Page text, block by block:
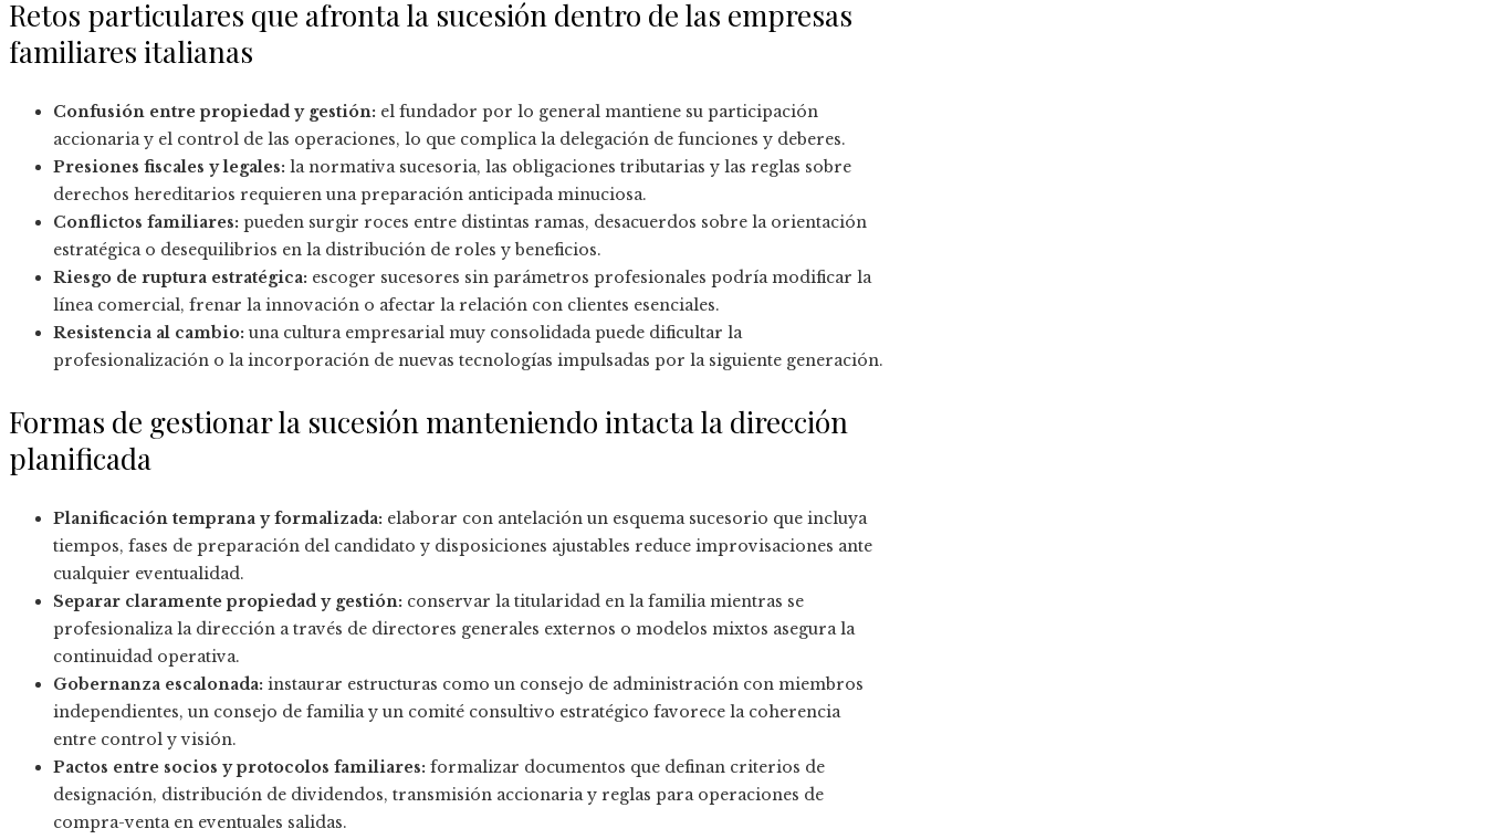
Retos particulares que afronta la sucesión dentro de las empresas
familiares italianas
Confusión entre propiedad y gestión: el fundador por lo general mantiene su participación
accionaria y el control de las operaciones, lo que complica la delegación de funciones y deberes.
Presiones fiscales y legales: la normativa sucesoria, las obligaciones tributarias y las reglas sobre
derechos hereditarios requieren una preparación anticipada minuciosa.
Conflictos familiares: pueden surgir roces entre distintas ramas, desacuerdos sobre la orientación
estratégica o desequilibrios en la distribución de roles y beneficios.
Riesgo de ruptura estratégica: escoger sucesores sin parámetros profesionales podría modificar la
línea comercial, frenar la innovación o afectar la relación con clientes esenciales.
Resistencia al cambio: una cultura empresarial muy consolidada puede dificultar la
profesionalización o la incorporación de nuevas tecnologías impulsadas por la siguiente generación.
Formas de gestionar la sucesión manteniendo intacta la dirección
planificada
Planificación temprana y formalizada: elaborar con antelación un esquema sucesorio que incluya
tiempos, fases de preparación del candidato y disposiciones ajustables reduce improvisaciones ante
cualquier eventualidad.
Separar claramente propiedad y gestión: conservar la titularidad en la familia mientras se
profesionaliza la dirección a través de directores generales externos o modelos mixtos asegura la
continuidad operativa.
Gobernanza escalonada: instaurar estructuras como un consejo de administración con miembros
independientes, un consejo de familia y un comité consultivo estratégico favorece la coherencia
entre control y visión.
Pactos entre socios y protocolos familiares: formalizar documentos que definan criterios de
designación, distribución de dividendos, transmisión accionaria y reglas para operaciones de
compra-venta en eventuales salidas.